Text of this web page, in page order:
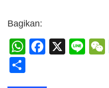
Bagikan:
WhatsApp
X